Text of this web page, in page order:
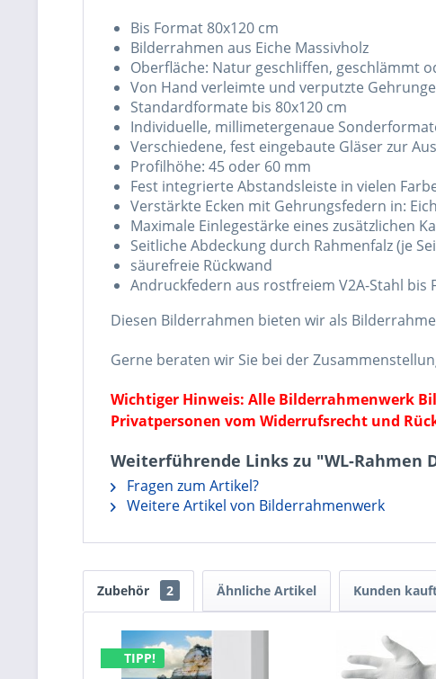
Bis Format 80x120 cm
Bilderrahmen aus Eiche Massivholz
Oberfläche: Natur geschliffen, geschlämmt
Von Hand verleimte und verputzte
Standardformate bis 80x120 cm
Individuelle, millimetergenaue
Verschiedene, fest eingebaute Gläser zur
Profilhöhe: 45 oder 60 mm
Fest integrierte Abstandsleiste in vielen
Verstärkte Ecken mit Gehrungsfedern in:
Maximale Einlegestärke eines zusätzlichen
Seitliche Abdeckung durch Rahmenfalz (je
säurefreie Rückwand
Andruckfedern aus rostfreiem V2A-Stahl
Diesen Bilderrahmen bieten wir als
Gerne beraten wir Sie bei der
Wichtiger Hinweis: Alle Bilderrahmenwerk
Privatpersonen vom Widerrufsrecht und
Weiterführende Links zu "WL-Rahmen
Fragen zum Artikel?
Weitere Artikel von Bilderrahmenwerk
Zubehör 2 Ähnliche Artikel Kunden
TIPP!